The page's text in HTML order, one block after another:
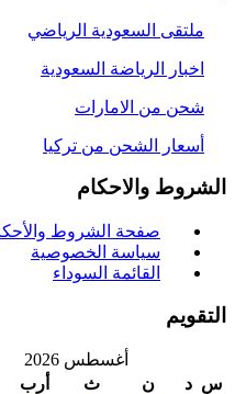
السعودية الرياضي
الرياضة السعودية
من الامارات
الشحن من تركيا
والاحكام
صفحة الشروط والأحكام
سياسة الخصوصية
القائمة السوداء
أغسطس 2026
د
ن